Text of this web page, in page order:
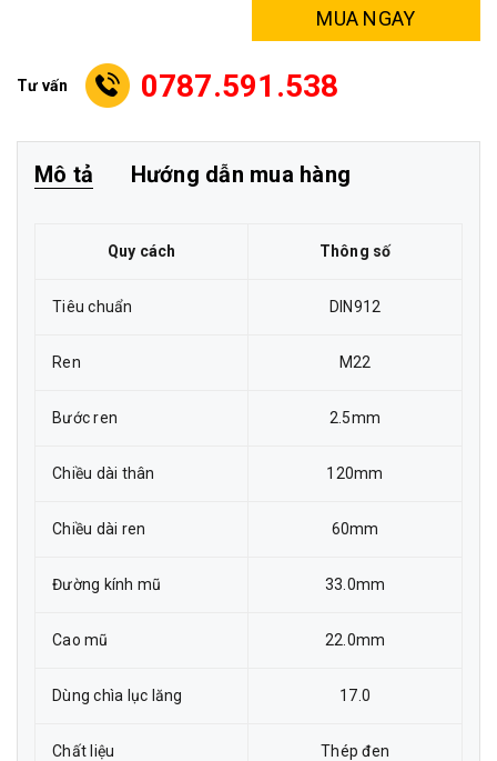
MUA NGAY
Tư vấn 0787.591.538
Mô tả Hướng dẫn mua hàng
Quy cách Thông số
Tiêu chuẩn DIN912
Ren M22
Bước ren 2.5mm
Chiều dài thân 120mm
Chiều dài ren 60mm
Đường kính mũ 33.0mm
Cao mũ 22.0mm
Dùng chìa lục lăng 17.0
Chất liệu Thép đen